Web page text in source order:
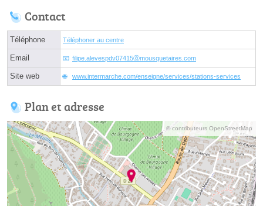
Contact
Téléphone Téléphoner au centre
Email filipe.alevespdv07415ⓐmousquetaires.com
Site web www.intermarche.com/enseigne/services/stations-services
Plan et adresse
© contributeurs OpenStreetMap